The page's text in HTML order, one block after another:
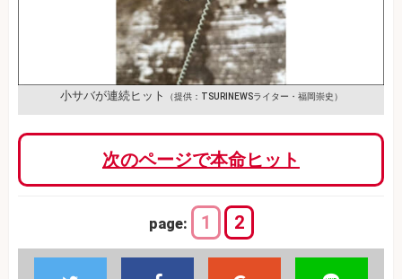
小サバが連続ヒット （提供：TSURINEWSライター・福岡崇史）
次のページで本命ヒット
page: 1 2